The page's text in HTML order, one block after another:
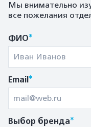
Мы внимательно
все пожелания
ФИО*
Email*
Выбор бренда*